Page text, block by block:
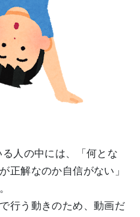
人の中には、「何とな
正解なのか自信がない」
行う動きのため、動画だ